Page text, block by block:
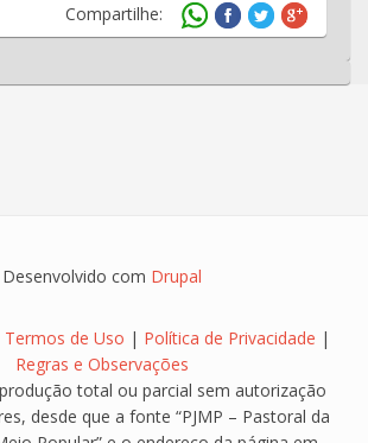
Compartilhe:
Desenvolvido com Drupal
Termos de Uso | Política de Privacidade |
Regras e Observações
total ou parcial sem autorização
desde que a fonte “PJMP – Pastoral da